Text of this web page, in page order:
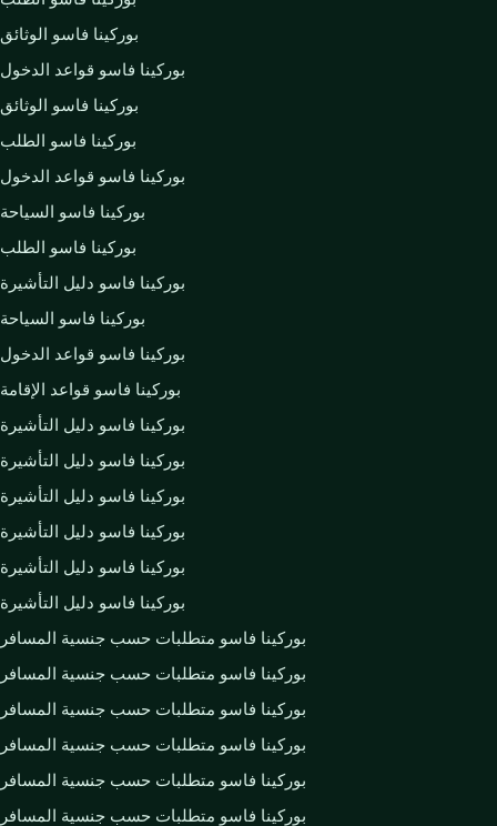
بوركينا فاسو الوثائق
بوركينا فاسو قواعد الدخول
بوركينا فاسو الوثائق
بوركينا فاسو الطلب
بوركينا فاسو قواعد الدخول
بوركينا فاسو السياحة
بوركينا فاسو الطلب
بوركينا فاسو دليل التأشيرة
بوركينا فاسو السياحة
بوركينا فاسو قواعد الدخول
بوركينا فاسو قواعد الإقامة
بوركينا فاسو دليل التأشيرة
بوركينا فاسو دليل التأشيرة
بوركينا فاسو دليل التأشيرة
بوركينا فاسو دليل التأشيرة
بوركينا فاسو دليل التأشيرة
بوركينا فاسو دليل التأشيرة
بوركينا فاسو متطلبات حسب جنسية المسافر
بوركينا فاسو متطلبات حسب جنسية المسافر
بوركينا فاسو متطلبات حسب جنسية المسافر
بوركينا فاسو متطلبات حسب جنسية المسافر
بوركينا فاسو متطلبات حسب جنسية المسافر
بوركينا فاسو متطلبات حسب جنسية المسافر